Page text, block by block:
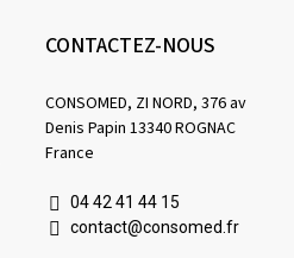
CONTACTEZ-NOUS
CONSOMED, ZI NORD, 376 av
Denis Papin 13340 ROGNAC
France
04 42 41 44 15
contact@consomed.fr